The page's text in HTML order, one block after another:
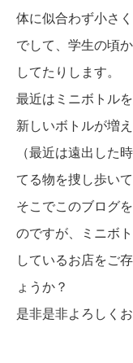
体に似合わず小さ
でして、学生の頃
してたりします。
最近はミニボトル
新しいボトルが増
（最近は遠出した
てる物を捜し歩い
そこでこのブログ
のですが、ミニボ
しているお店をご
ょうか？
是非是非よろしくお